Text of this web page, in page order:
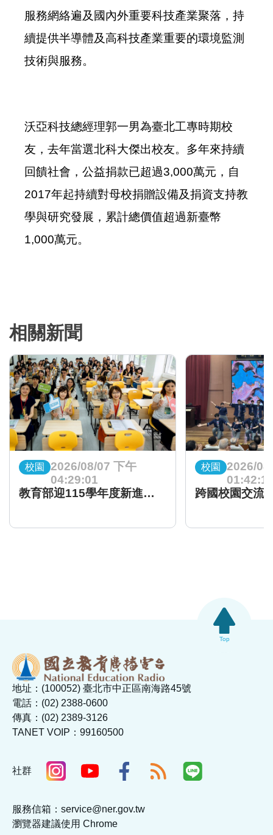
服務網絡遍及國內外重要科技產業聚落，持
續提供半導體及高科技產業重要的環境監測
技術與服務。
沃亞科技總經理郭一男為臺北工專時期校
友，去年當選北科大傑出校友。多年來持續
回饋社會，公益捐款已超過3,000萬元，自
2017年起持續對母校捐贈設備及捐資支持教
學與研究發展，累計總價值超過新臺幣
1,000萬元。
相關新聞
校園
2026/08/07 下午
04:29:01
教育部迎115學年度新進教師 啟動全面支持陪伴
校園
2026/
地址：(100052) 臺北市中正區南海路45號
電話：(02) 2388-0600
傳真：(02) 2389-3126
TANET VOIP：99160500
社群
服務信箱：service@ner.gov.tw
瀏覽器建議使用 Chrome
Top